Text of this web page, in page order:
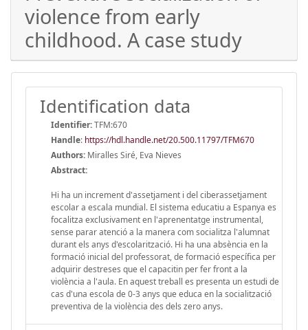
violence from early
childhood. A case study
Identification data
Identifier:TFM:670
Handle: https://hdl.handle.net/20.500.11797/TFM670
Authors: Miralles Siré, Eva Nieves
Abstract:
Hi ha un increment d'assetjament i del ciberassetjament
escolar a escala mundial. El sistema educatiu a Espanya es
focalitza exclusivament en l'aprenentatge instrumental,
sense parar atenció a la manera com socialitza l'alumnat
durant els anys d'escolarització. Hi ha una absència en la
formació inicial del professorat, de formació específica per
adquirir destreses que el capacitin per fer front a la
violència a l'aula. En aquest treball es presenta un estudi de
cas d'una escola de 0-3 anys que educa en la socialització
preventiva de la violència des dels zero anys.